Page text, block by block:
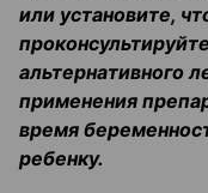
или установите,
альтернативного
применения
время
ребенку.